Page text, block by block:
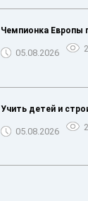
Чемпионка Европы
05.08.2026
Учить детей и
05.08.2026